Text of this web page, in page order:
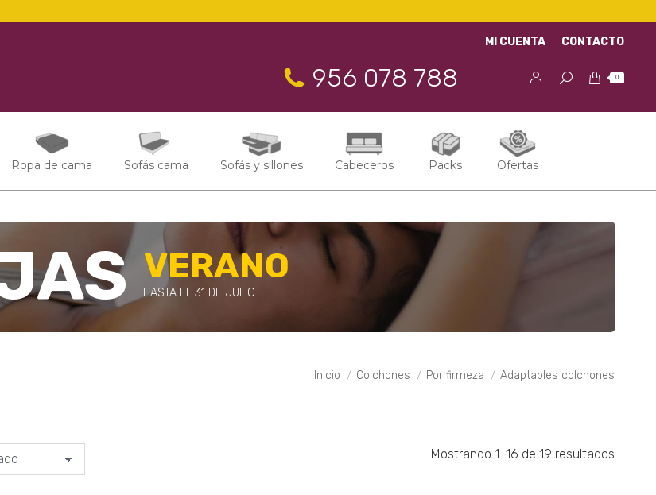
MI CUENTA CONTACTO
956 078 788 0
Ropa de cama Sofás cama Sofás y sillones Cabeceros Packs Ofertas
VERANO
HASTA EL 31 DE JULIO
Estás aquí:
Inicio Colchones Por firmeza Adaptables colchones
Mostrando 1–16 de 19 resultados